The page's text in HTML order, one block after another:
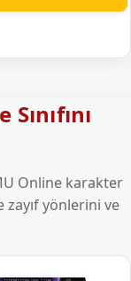
Online karakter
zayıf yönlerini ve